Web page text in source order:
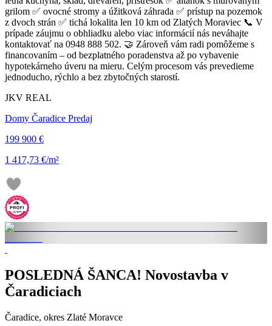
grilom ✅ ovocné stromy a úžitková záhrada ✅ prístup na pozemok
z dvoch strán ✅ tichá lokalita len 10 km od Zlatých Moraviec 📞 V
prípade záujmu o obhliadku alebo viac informácií nás neváhajte
kontaktovať na 0948 888 502. 🤝 Zároveň vám radi pomôžeme s
financovaním – od bezplatného poradenstva až po vybavenie
hypotekárneho úveru na mieru. Celým procesom vás prevedieme
jednoducho, rýchlo a bez zbytočných starostí.
JKV REAL
Domy Čaradice Predaj
199 900 €
1 417,73 €/m²
POSLEDNÁ ŠANCA! Novostavba v
Čaradiciach
Čaradice, okres Zlaté Moravce